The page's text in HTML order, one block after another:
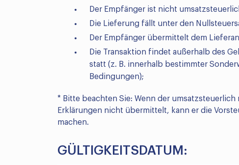
Der Empfänger ist nicht
Die Lieferung fällt unter den
Der Empfänger übermittelt dem
Die Transaktion findet außerhalb des
statt (z. B. innerhalb bestimmter
Bedingungen);
* Bitte beachten Sie: Wenn der
Erklärungen nicht übermittelt, kann er die
machen.
GÜLTIGKEITSDATUM: